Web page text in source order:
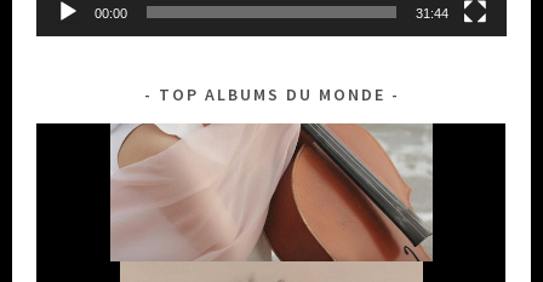
00:00 31:44
TOP ALBUMS DU MONDE